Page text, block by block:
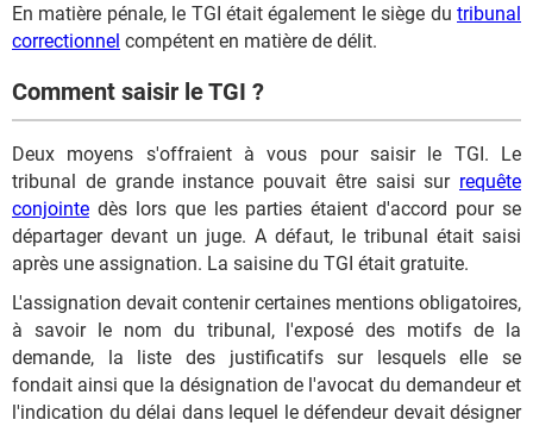
En matière pénale, le TGI était également le siège du tribunal
correctionnel compétent en matière de délit.
Comment saisir le TGI ?
Deux moyens s'offraient à vous pour saisir le TGI. Le
tribunal de grande instance pouvait être saisi sur requête
conjointe dès lors que les parties étaient d'accord pour se
départager devant un juge. A défaut, le tribunal était saisi
après une assignation. La saisine du TGI était gratuite.
L'assignation devait contenir certaines mentions obligatoires,
à savoir le nom du tribunal, l'exposé des motifs de la
demande, la liste des justificatifs sur lesquels elle se
fondait ainsi que la désignation de l'avocat du demandeur et
l'indication du délai dans lequel le défendeur devait désigner